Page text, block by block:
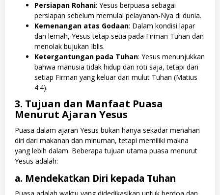
Persiapan Rohani: Yesus berpuasa sebagai
persiapan sebelum memulai pelayanan-Nya di dunia.
Kemenangan atas Godaan: Dalam kondisi lapar
dan lemah, Yesus tetap setia pada Firman Tuhan dan
menolak bujukan Iblis.
Ketergantungan pada Tuhan: Yesus menunjukkan
bahwa manusia tidak hidup dari roti saja, tetapi dari
setiap Firman yang keluar dari mulut Tuhan (Matius
4:4).
3. Tujuan dan Manfaat Puasa
Menurut Ajaran Yesus
Puasa dalam ajaran Yesus bukan hanya sekadar menahan
diri dari makanan dan minuman, tetapi memiliki makna
yang lebih dalam. Beberapa tujuan utama puasa menurut
Yesus adalah:
a. Mendekatkan Diri kepada Tuhan
Puasa adalah waktu yang didedikasikan untuk berdoa dan